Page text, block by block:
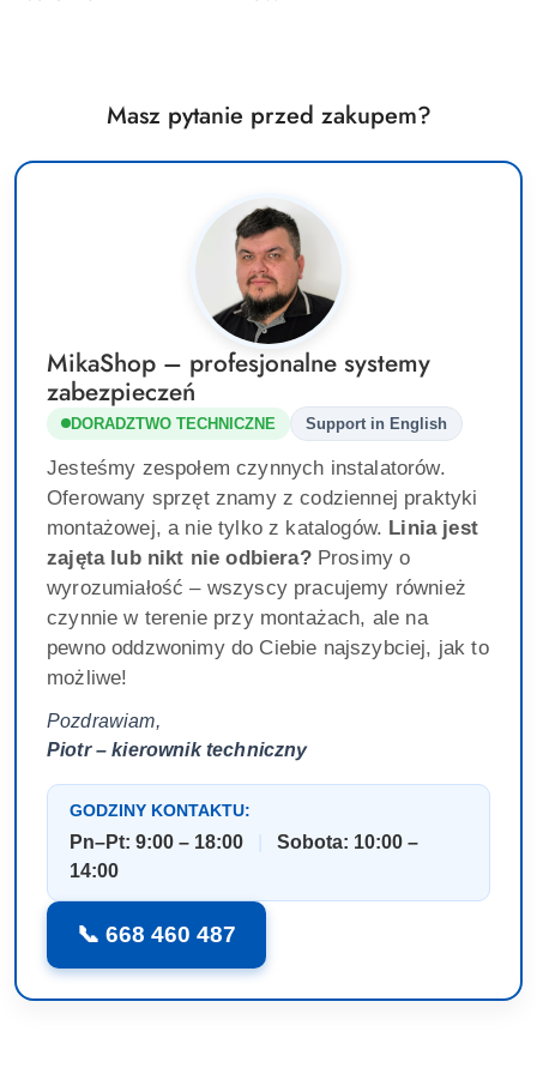
Masz pytanie przed zakupem?
MikaShop – profesjonalne systemy
zabezpieczeń
DORADZTWO TECHNICZNE Support in English
Jesteśmy zespołem czynnych instalatorów.
Oferowany sprzęt znamy z codziennej praktyki
montażowej, a nie tylko z katalogów. Linia jest
zajęta lub nikt nie odbiera?Prosimy o
wyrozumiałość – wszyscy pracujemy również
czynnie w terenie przy montażach, ale na
pewno oddzwonimy do Ciebie najszybciej, jak to
możliwe!
Pozdrawiam,
Piotr – kierownik techniczny
GODZINY KONTAKTU:
Pn–Pt: 9:00 – 18:00
Sobota: 10:00 –
14:00
📞 668 460 487